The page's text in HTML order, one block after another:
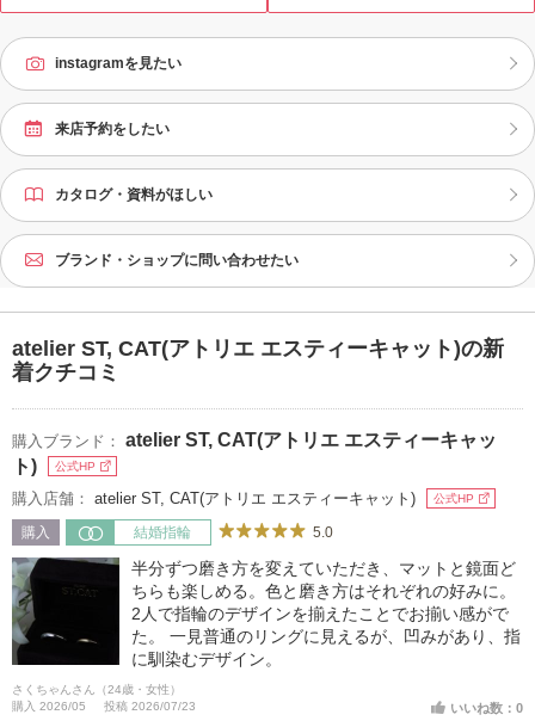
instagramを見たい
来店予約をしたい
カタログ・資料がほしい
ブランド・ショップに問い合わせたい
atelier ST, CAT(アトリエ エスティーキャット)の新
着クチコミ
購入ブランド： atelier ST, CAT(アトリエ エスティーキャッ
ト)
公式HP
購入店舗： atelier ST, CAT(アトリエ エスティーキャット) 公式HP
購入 結婚指輪 5.0
半分ずつ磨き方を変えていただき、マットと鏡面ど
ちらも楽しめる。色と磨き方はそれぞれの好みに。
2人で指輪のデザインを揃えたことでお揃い感がで
た。 一見普通のリングに見えるが、凹みがあり、指
に馴染むデザイン。
さくちゃんさん（24歳・女性）
購入 2026/05
投稿 2026/07/23 いいね数：0